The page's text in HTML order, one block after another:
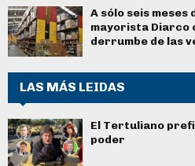
A sólo seis
mayorista Diarco
derrumbe de las
LAS MÁS LEIDAS
El Tertuliano
poder